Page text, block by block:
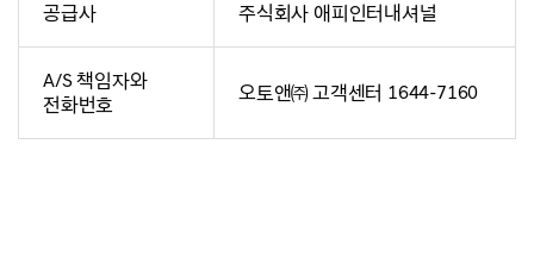
공급사 주식회사 애피인터내셔널
A/S 책임자와
전화번호
오토앤㈜ 고객센터 1644-7160